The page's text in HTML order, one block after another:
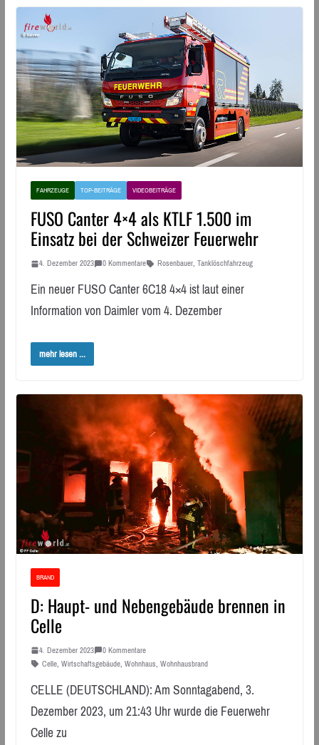
FAHRZEUGE TOP-BEITRÄGE VIDEOBEITRÄGE
FUSO Canter 4×4 als KTLF 1.500 im
Einsatz bei der Schweizer Feuerwehr
4. Dezember 2023 0 Kommentare Rosenbauer, Tanklöschfahrzeug
Ein neuer FUSO Canter 6C18 4×4 ist laut einer
Information von Daimler vom 4. Dezember
mehr lesen ...
BRAND
D: Haupt- und Nebengebäude brennen in
Celle
4. Dezember 2023
0 Kommentare
Celle, Wirtschaftsgebäude, Wohnhaus, Wohnhausbrand
CELLE (DEUTSCHLAND): Am Sonntagabend, 3.
Dezember 2023, um 21:43 Uhr wurde die Feuerwehr
Celle zu